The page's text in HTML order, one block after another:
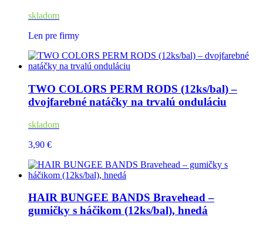
skladom
Len pre firmy
TWO COLORS PERM RODS (12ks/bal) –
dvojfarebné natáčky na trvalú onduláciu
skladom
3,90 €
HAIR BUNGEE BANDS Bravehead –
gumičky s háčikom (12ks/bal), hnedá